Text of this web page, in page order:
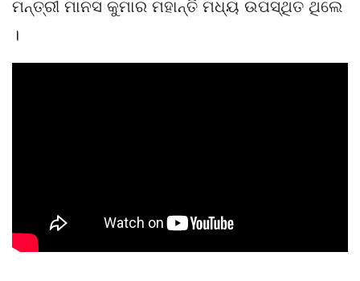
ମନ୍ତ୍ରୀ ମାନସ କୁମାର ମହାନ୍ତି ମଧ୍ୟ ଉପସ୍ଥିତ ଥିଲେ
।